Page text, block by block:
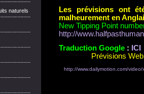
naturels
Les prévisions ont
malheurement en A
New Tipping Point
http://
Traduction Google : ICI
Prévisions
http://www.dailymotion.com/